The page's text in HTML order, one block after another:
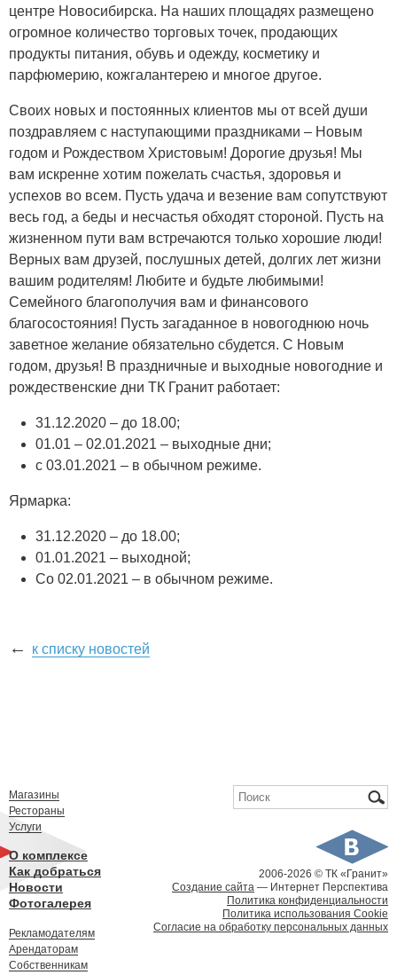
центре Новосибирска. На наших площадях размещено
огромное количество торговых точек, продающих
продукты питания, обувь и одежду, косметику и
парфюмерию, кожгалантерею и многое другое.
Своих новых и постоянных клиентов мы от всей души
поздравляем с наступающими праздниками – Новым
годом и Рождеством Христовым! Дорогие друзья! Мы
вам искренне хотим пожелать счастья, здоровья и
успехов во всем. Пусть удача и везение вам сопутствуют
весь год, а беды и несчастья обходят стороной. Пусть на
жизненном пути вам встречаются только хорошие люди!
Верных вам друзей, послушных детей, долгих лет жизни
вашим родителям! Любите и будьте любимыми!
Семейного благополучия вам и финансового
благосостояния! Пусть загаданное в новогоднюю ночь
заветное желание обязательно сбудется. С Новым
годом, друзья! В праздничные и выходные новогодние и
рождественские дни ТК Гранит работает:
31.12.2020 – до 18.00;
01.01 – 02.01.2021 – выходные дни;
с 03.01.2021 – в обычном режиме.
Ярмарка:
31.12.2020 – до 18.00;
01.01.2021 – выходной;
Со 02.01.2021 – в обычном режиме.
← к списку новостей
2006-2026 © ТК «Гранит»
Создание сайта — Интернет Перспектива
Политика конфиденциальности
Политика использования Cookie
Согласие на обработку персональных данных
Форма поиска
Поиск
Магазины
Рестораны
Услуги
О комплексе
Как добраться
Новости
Фотогалерея
Рекламодателям
Арендаторам
Собственникам